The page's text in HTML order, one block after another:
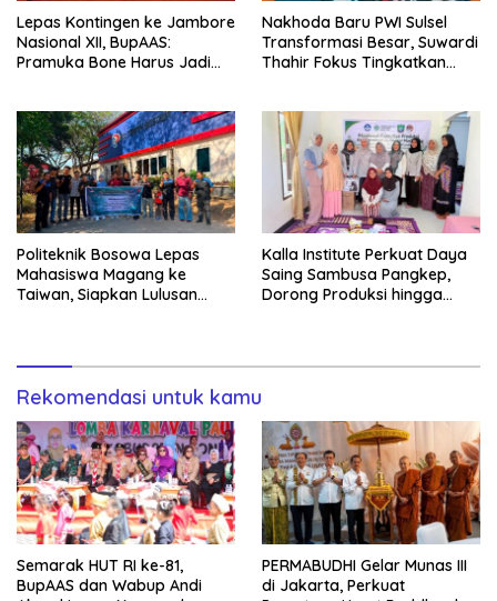
Lepas Kontingen ke Jambore
Nasional XII, BupAAS:
Pramuka Bone Harus Jadi
Nakhoda Baru PWI Sulsel
Transformasi Besar, Suwardi
Thahir Fokus Tingkatkan
Politeknik Bosowa Lepas
Mahasiswa Magang ke
Taiwan, Siapkan Lulusan
Kalla Institute Perkuat Daya
Saing Sambusa Pangkep,
Dorong Produksi hingga
Rekomendasi untuk kamu
Semarak HUT RI ke-81,
BupAAS dan Wabup Andi
PERMABUDHI Gelar Munas III
di Jakarta, Perkuat